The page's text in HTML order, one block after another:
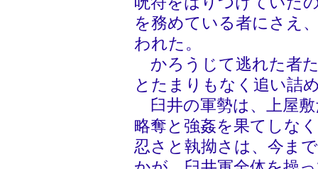
を務めている者にさえ
われた。
かろうじて逃れた者
とたまりもなく追い詰
臼井の軍勢は、上屋
略奪と強姦を果てしな
忍さと執拗さは、今ま